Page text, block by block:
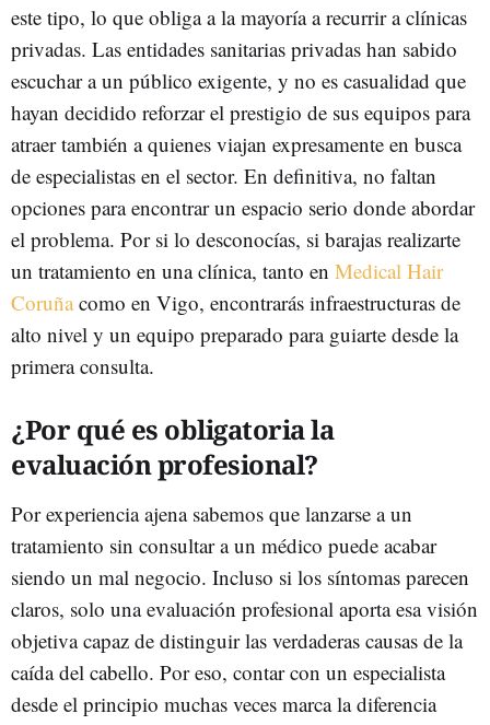
este tipo, lo que obliga a la mayoría a recurrir a clínicas
privadas. Las entidades sanitarias privadas han sabido
escuchar a un público exigente, y no es casualidad que
hayan decidido reforzar el prestigio de sus equipos para
atraer también a quienes viajan expresamente en busca
de especialistas en el sector. En definitiva, no faltan
opciones para encontrar un espacio serio donde abordar
el problema. Por si lo desconocías, si barajas realizarte
un tratamiento en una clínica, tanto en Medical Hair
Coruñacomo en Vigo, encontrarás infraestructuras de
alto nivel y un equipo preparado para guiarte desde la
primera consulta.
¿Por qué es obligatoria la
evaluación profesional?
Por experiencia ajena sabemos que lanzarse a un
tratamiento sin consultar a un médico puede acabar
siendo un mal negocio. Incluso si los síntomas parecen
claros, solo una evaluación profesional aporta esa visión
objetiva capaz de distinguir las verdaderas causas de la
caída del cabello. Por eso, contar con un especialista
desde el principio muchas veces marca la diferencia